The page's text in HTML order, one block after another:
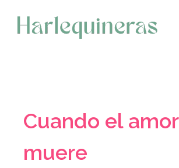
contenido
Cuando el amor
muere